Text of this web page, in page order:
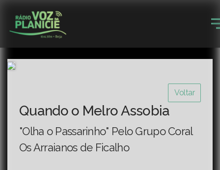
Voltar
Quando o Melro Assobia
"Olha o Passarinho" Pelo Grupo Coral
Os Arraianos de Ficalho